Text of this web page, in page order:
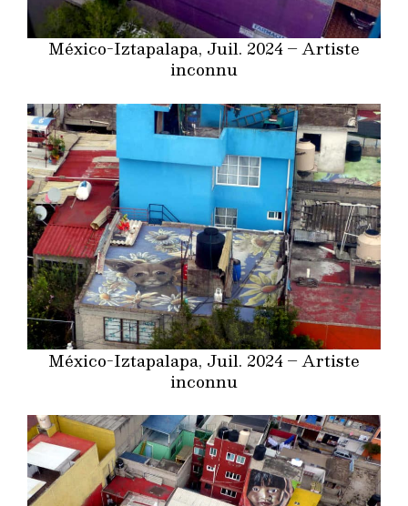
México-Iztapalapa, Juil. 2024 – Artiste
inconnu
México-Iztapalapa, Juil. 2024 – Artiste
inconnu